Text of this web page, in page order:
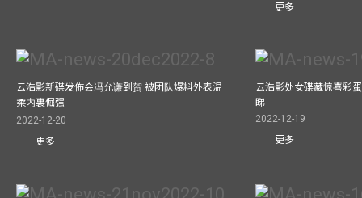
更多
云浩影新碟发佈会冯允谦到贺 被团队爆料外表温
柔内裏倔强
2022-12-20
更多
云浩影处女碟藏惊喜彩
睇
2022-12-19
更多